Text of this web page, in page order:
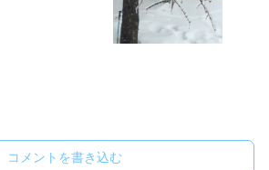
コメントを書き込む